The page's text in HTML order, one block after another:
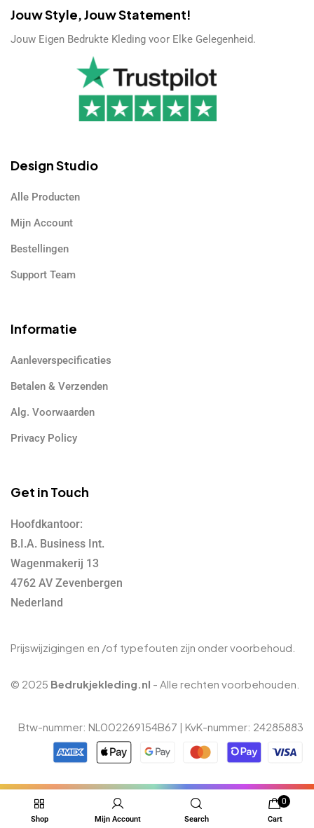
Jouw Style, Jouw Statement!
Jouw Eigen Bedrukte Kleding voor Elke Gelegenheid.
Design Studio
Alle Producten
Mijn Account
Bestellingen
Support Team
Informatie
Aanleverspecificaties
Betalen & Verzenden
Alg. Voorwaarden
Privacy Policy
Get in Touch
Hoofdkantoor:
B.I.A. Business Int.
Wagenmakerij 13
4762 AV Zevenbergen
Nederland
Prijswijzigingen en /of typefouten zijn onder voorbehoud.
© 2025 Bedrukjekleding.nl - Alle rechten voorbehouden.
Btw-nummer: NL002269154B67 | KvK-nummer: 24285883
Shop Mijn Account Search
0
Cart